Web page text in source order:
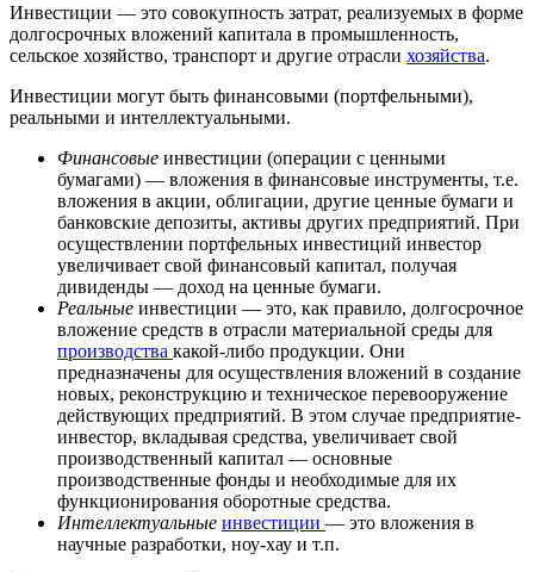
Инвестиции — это совокупность затрат, реализуемых в форме
долгосрочных вложений капитала в промышленность,
сельское хозяйство, транспорт и другие отрасли хозяйства.
Инвестиции могут быть финансовыми (портфельными),
реальными и интеллектуальными.
Финансовые инвестиции (операции с ценными
бумагами) — вложения в финансовые инструменты, т.е.
вложения в акции, облигации, другие ценные бумаги и
банковские депозиты, активы других предприятий. При
осуществлении портфельных инвестиций инвестор
увеличивает свой финансовый капитал, получая
дивиденды — доход на ценные бумаги.
Реальные инвестиции — это, как правило, долгосрочное
вложение средств в отрасли материальной среды для
производства какой-либо продукции. Они
предназначены для осуществления вложений в создание
новых, реконструкцию и техническое перевооружение
действующих предприятий. В этом случае предприятие-
инвестор, вкладывая средства, увеличивает свой
производственный капитал — основные
производственные фонды и необходимые для их
функционирования оборотные средства.
Интеллектуальные инвестиции — это вложения в
научные разработки, ноу-хау и т.п.